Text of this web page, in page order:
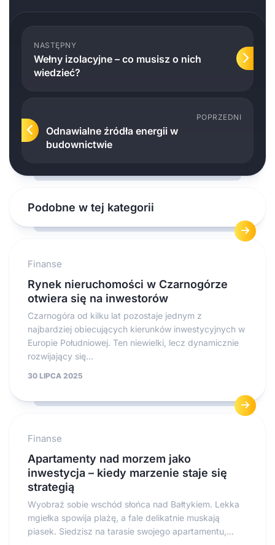
NASTĘPNY
Wełny izolacyjne – co musisz o nich
wiedzieć?
POPRZEDNI
Odnawialne źródła energii w
budownictwie
Podobne w tej kategorii
Finanse
Rynek nieruchomości w Czarnogórze
otwiera się na inwestorów
Czarnogóra od kilku lat pozostaje jednym z
najbardziej obiecujących kierunków inwestycyjnych w
Europie Południowej. Ten niewielki, lecz dynamicznie
rozwijający się...
30 LIPCA 2025
Finanse
Apartamenty nad morzem jako
inwestycja – kiedy marzenie staje się
strategią
Wyobraź sobie wschód słońca nad Bałtykiem. Lekka
mgiełka spowija plażę, a fale delikatnie muskają
piasek. Siedzisz na tarasie swojego apartamentu,...